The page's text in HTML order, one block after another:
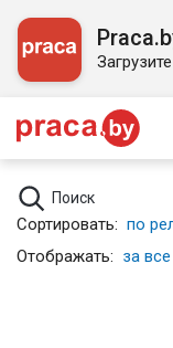
Поиск
Сортировать: по
Отображать: за